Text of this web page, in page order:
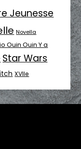
Jeunesse
Novella
Ouin Ouin Y a
Star Wars
XVIIe